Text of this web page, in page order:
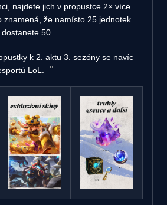
najdete jich v propustce 2× více
znamená, že namísto 25 jednotek
50.
k 2. aktu 3. sezóny se navíc
LoL.